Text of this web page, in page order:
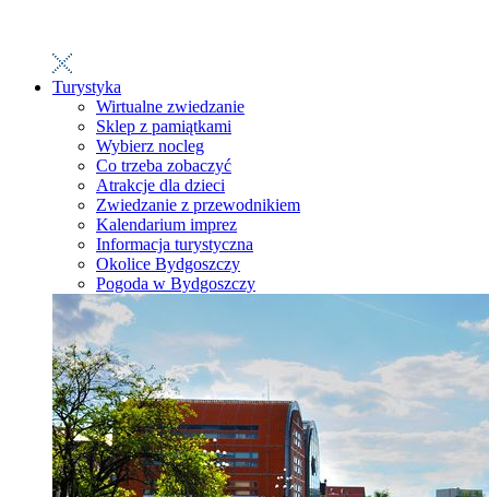
Turystyka
Wirtualne zwiedzanie
Sklep z pamiątkami
Wybierz nocleg
Co trzeba zobaczyć
Atrakcje dla dzieci
Zwiedzanie z przewodnikiem
Kalendarium imprez
Informacja turystyczna
Okolice Bydgoszczy
Pogoda w Bydgoszczy